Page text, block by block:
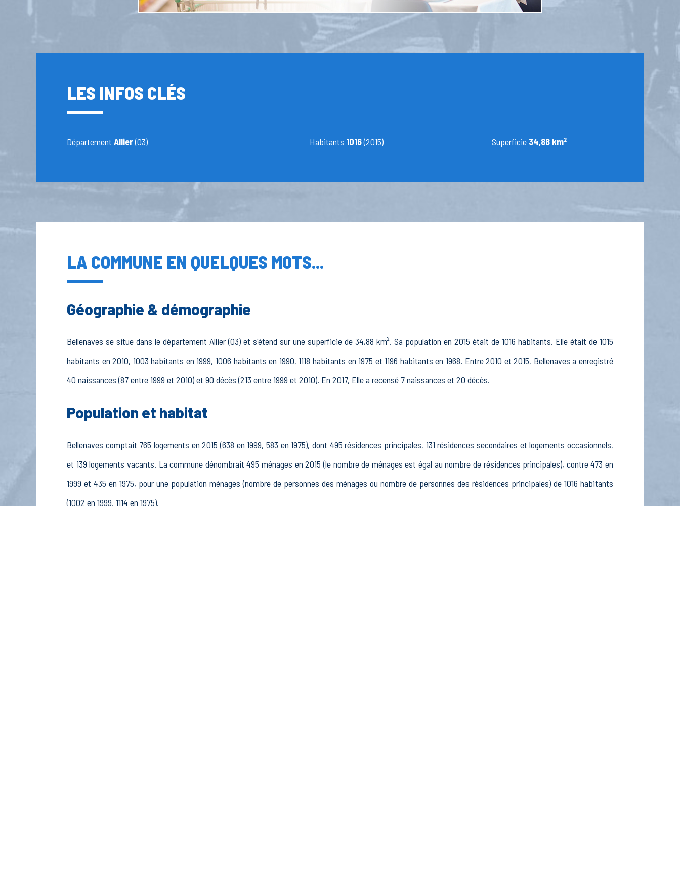
LES INFOS CLÉS
Département Allier(03) Habitants 1016(2015) Superficie 34,88 km²
LA COMMUNE EN QUELQUES MOTS...
Géographie & démographie
Bellenaves se situe dans le département Allier (03) et s'étend sur une superficie de 34,88 km². Sa population en 2015 était de 1016 habitants. Elle était de 1015
habitants en 2010, 1003 habitants en 1999, 1006 habitants en 1990, 1118 habitants en 1975 et 1196 habitants en 1968. Entre 2010 et 2015, Bellenaves a enregistré
40 naissances (87 entre 1999 et 2010) et 90 décès (213 entre 1999 et 2010). En 2017, Elle a recensé 7 naissances et 20 décès.
Population et habitat
Bellenaves comptait 765 logements en 2015 (638 en 1999, 583 en 1975), dont 495 résidences principales, 131 résidences secondaires et logements occasionnels,
et 139 logements vacants. La commune dénombrait 495 ménages en 2015 (le nombre de ménages est égal au nombre de résidences principales), contre 473 en
1999 et 435 en 1975, pour une population ménages (nombre de personnes des ménages ou nombre de personnes des résidences principales) de 1016 habitants
(1002 en 1999, 1114 en 1975).